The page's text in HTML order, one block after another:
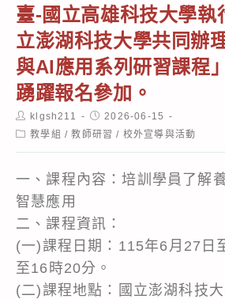
臺-國立高雄科技大學執
立澎湖科技大學共同辦
與AI應用系列研習課程
踴躍報名參加。
Post
author:
klgsh211
Post
published:
2026-06-15
Post教學組 / 教師研習 / 校外宣導與活動
一、課程內容：培訓學員了解
智慧應用
二、課程資訊：
(一)課程日期：115年6月27日
至16時20分。
(二)課程地點：國立澎湖科技